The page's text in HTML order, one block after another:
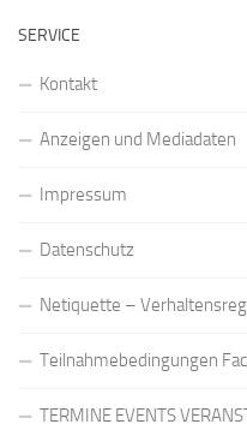
SERVICE
Kontakt
Anzeigen und Mediadaten
Impressum
Datenschutz
Netiquette –
Teilnahmebedingungen
TERMINE EVENTS